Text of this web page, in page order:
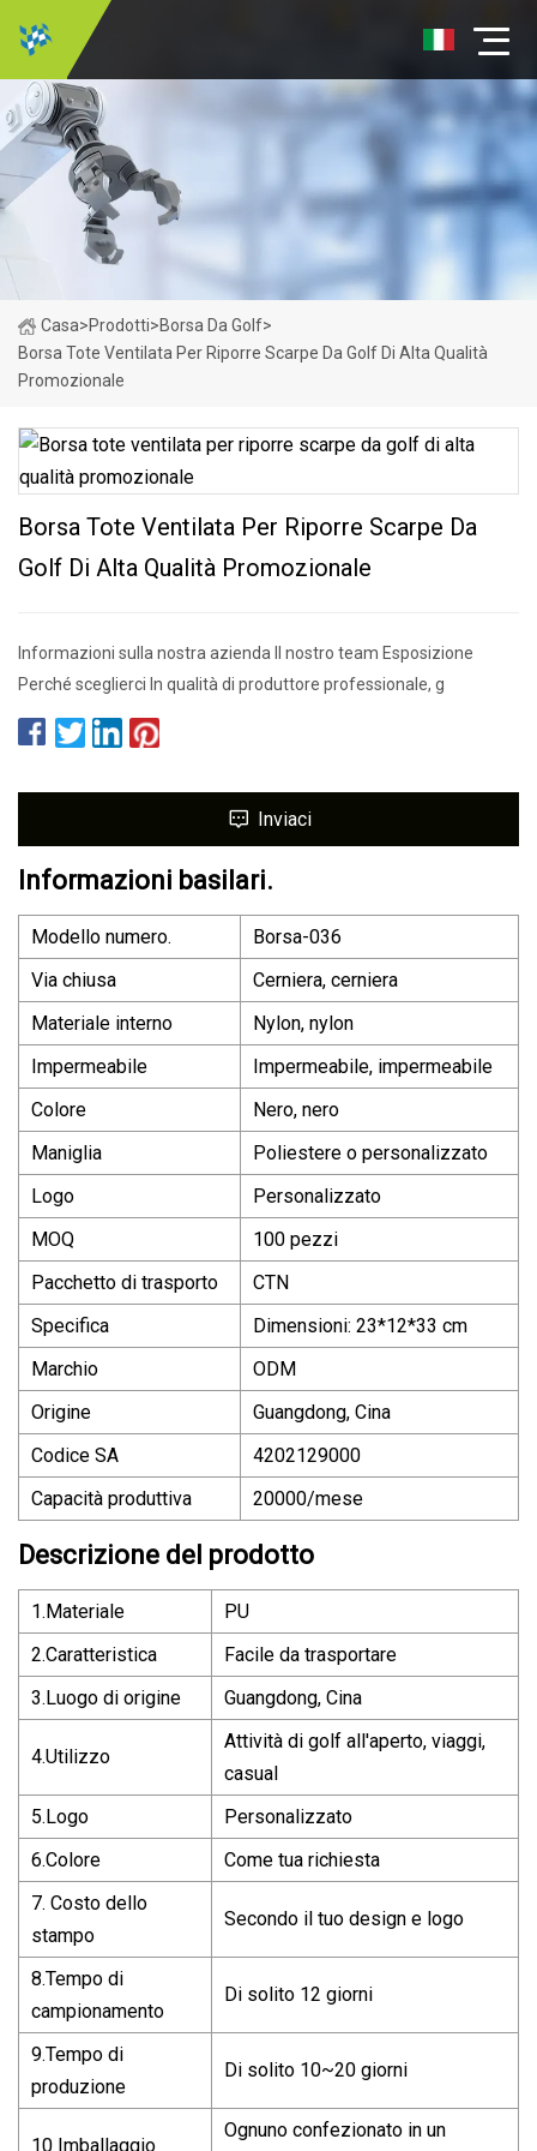
Casa>Prodotti>Borsa Da Golf>
Borsa Tote Ventilata Per Riporre Scarpe Da Golf Di Alta Qualità
Promozionale
Borsa Tote Ventilata Per Riporre Scarpe Da
Golf Di Alta Qualità Promozionale
Informazioni sulla nostra azienda Il nostro team Esposizione
Perché sceglierci In qualità di produttore professionale, g
Inviaci
Informazioni basilari.
Modello numero.
Borsa-036
Via chiusa
Cerniera, cerniera
Materiale interno
Nylon, nylon
Impermeabile
Impermeabile, impermeabile
Colore
Nero, nero
Maniglia
Poliestere o personalizzato
Logo
Personalizzato
MOQ
100 pezzi
Pacchetto di trasporto
CTN
Specifica
Dimensioni: 23*12*33 cm
Marchio
ODM
Origine
Guangdong, Cina
Codice SA
4202129000
Capacità produttiva
20000/mese
Descrizione del prodotto
1.Materiale
PU
2.Caratteristica
Facile da trasportare
3.Luogo di origine
Guangdong, Cina
4.Utilizzo
Attività di golf all'aperto, viaggi,
casual
5.Logo
Personalizzato
6.Colore
Come tua richiesta
7. Costo dello
stampo
Secondo il tuo design e logo
8.Tempo di
campionamento
Di solito 12 giorni
9.Tempo di
produzione
Di solito 10~20 giorni
10 Imballaggio
Ognuno confezionato in un